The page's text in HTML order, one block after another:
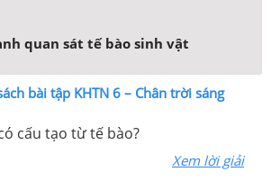
quan sát tế bào sinh vật
bài tập KHTN 6 – Chân trời sáng
cấu tạo từ tế bào?
Xem lời giải